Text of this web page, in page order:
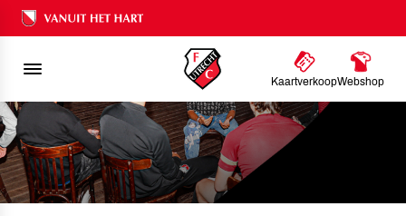
Ons nalatenschap
KaartverkoopWebshop